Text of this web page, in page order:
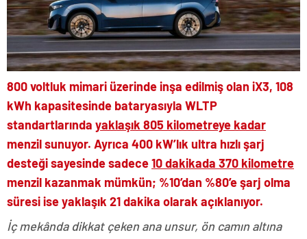
800 voltluk mimari üzerinde inşa edilmiş olan iX3, 108
kWh kapasitesinde bataryasıyla WLTP
standartlarında yaklaşık 805 kilometreye kadar
menzil sunuyor. Ayrıca 400 kW’lık ultra hızlı şarj
desteği sayesinde sadece10 dakikada 370 kilometre
menzil kazanmak mümkün; %10’dan %80’e şarj olma
süresi ise yaklaşık 21 dakika olarak açıklanıyor.
İç mekânda dikkat çeken ana unsur, ön camın altına